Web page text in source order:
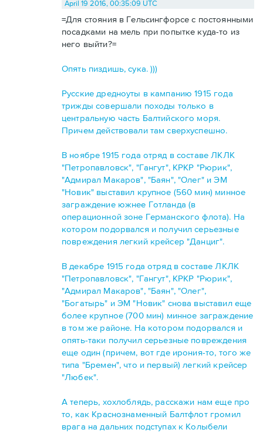
April 19 2016, 00:35:09 UTC
=Для стояния в Гельсингфорсе с постоянными
посадками на мель при попытке куда-то из
него выйти?=
Опять пиздишь, сука. )))
Русские дредноуты в кампанию 1915 года
трижды совершали походы только в
центральную часть Балтийского моря.
Причем действовали там сверхуспешно.
В ноябре 1915 года отряд в составе ЛКЛК
"Петропавловск", "Гангут", КРКР "Рюрик",
"Адмирал Макаров", "Баян", "Олег" и ЭМ
"Новик" выставил крупное (560 мин) минное
заграждение южнее Готланда (в
операционной зоне Германского флота). На
котором подорвался и получил серьезные
повреждения легкий крейсер "Данциг".
В декабре 1915 года отряд в составе ЛКЛК
"Петропавловск", "Гангут", КРКР "Рюрик",
"Адмирал Макаров", "Баян", "Олег",
"Богатырь" и ЭМ "Новик" снова выставил еще
более крупное (700 мин) минное заграждение
в том же районе. На котором подорвался и
опять-таки получил серьезные повреждения
еще один (причем, вот где ирония-то, того же
типа "Бремен", что и первый) легкий крейсер
"Любек".
А теперь, хохлоблядь, расскажи нам еще про
то, как Краснознаменный Балтфлот громил
врага на дальних подступах к Колыбели